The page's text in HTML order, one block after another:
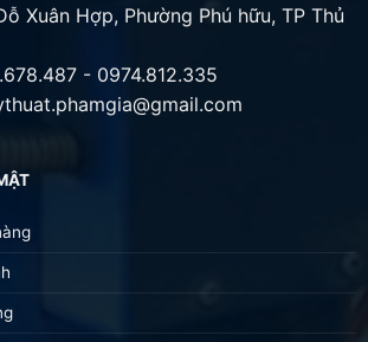
Xuân Hợp, Phường Phú hữu, TP Thủ
- 0974.812.335